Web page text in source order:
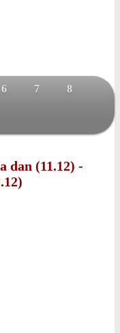
6 7 8
dan (11.12) -